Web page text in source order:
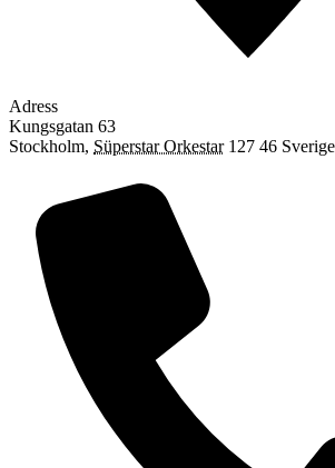
Adress
Kungsgatan 63
Stockholm, Süperstar Orkestar 127 46 Sverige